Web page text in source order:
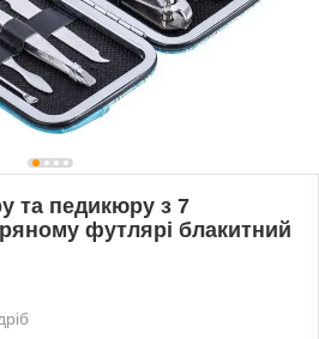
та педикюру з 7
футлярі блакитний